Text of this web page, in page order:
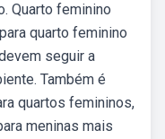
Quarto feminino
quarto feminino
seguir a
Também é
quartos femininos,
meninas mais